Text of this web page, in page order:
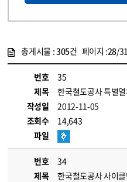
총게시물 :305건 페이지 :28/31
번호
35
제목
한국철도공사 특별
작성일
2012-11-05
조회수
14,643
파일
번호
34
제목
한국철도공사 사이